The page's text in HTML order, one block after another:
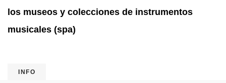
los museos y colecciones de instrumentos
musicales (spa)
INFO